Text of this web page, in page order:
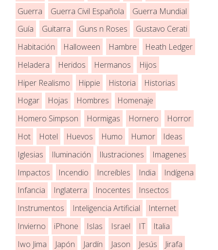
Guerra
Guerra Civil Española
Guerra Mundial
Guía
Guitarra Guns n Roses
Gustavo Cerati
Habitación
Halloween Hambre
Heath Ledger
Heladera
Heridos Hermanos
Hijos
Hiper Realismo
Hippie Historia
Historias
Hogar
Hojas Hombres
Homenaje
Homero Simpson
Hormigas Hornero
Horror
Hot
Hotel Huevos Humo Humor
Ideas
Iglesias
Iluminación Ilustraciones
Imagenes
Impactos
Incendio Increíbles India
Indígena
Infancia
Inglaterra Inocentes
Insectos
Instrumentos
Inteligencia Artificial
Internet
Invierno
iPhone Islas Israel IT
Italia
Iwo Jima
Japón Jardín Jason Jesús
Jirafa